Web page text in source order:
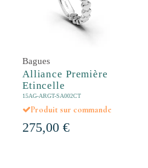
Bagues
Alliance Première
Etincelle
15AG-ARGT-SA002CT
Produit sur commande
275,00 €